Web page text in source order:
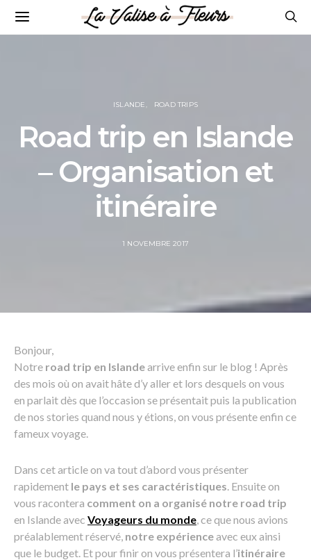
ISLANDE ROAD TRIPS
Road trip en Islande
– Organisation et
itinéraire
POSTED
1 NOVEMBRE 2017
Bonjour,
Notre road trip en Islandearrive enfin sur le blog ! Après
des mois où on avait hâte d’y aller et lors desquels on vous
en parlait dès que l’occasion se présentait puis la publication
de nos stories quand nous y étions, on vous présente enfin ce
fameux voyage.
Dans cet article on va tout d’abord vous présenter
rapidement le pays et ses caractéristiques. Ensuite on
vous racontera comment on a organisé notre road trip
en Islande avec Voyageurs du monde, ce que nous avions
préalablement réservé, notre expérienceavec eux ainsi
que le budget. Et pour finir on vous présentera l’itinéraire